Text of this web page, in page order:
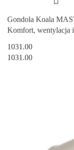
Gondola Koala
Komfort, wentylacja
1031.00
1031.00